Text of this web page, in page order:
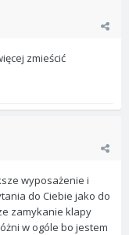
zmieścić
wyposażenie i
do Ciebie jako do
zamykanie klapy
w ogóle bo jestem